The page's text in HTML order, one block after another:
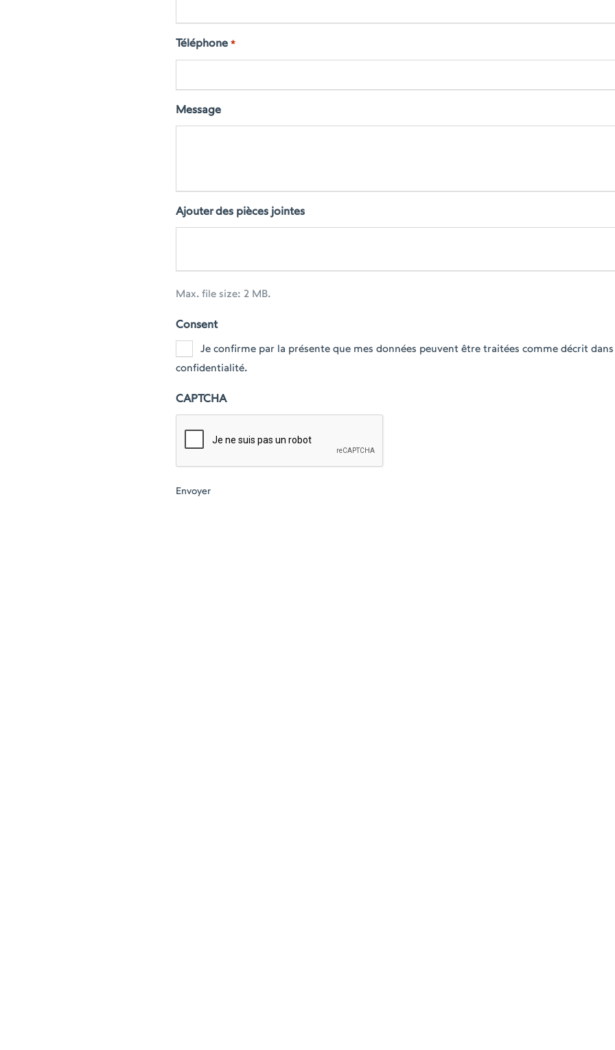
Téléphone *
Message
Ajouter des pièces jointes
Max. file size: 2 MB.
Consent
Je confirme par la présente que mes données peuvent être traitées comme décrit
confidentialité.
CAPTCHA